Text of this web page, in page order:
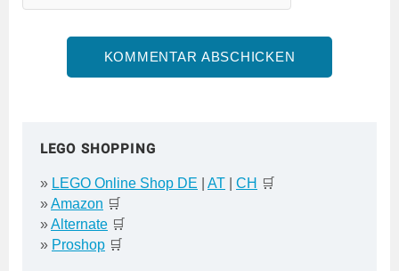
LEGO SHOPPING
» LEGO Online Shop DE AT CH 🛒
»Amazon 🛒
»Alternate 🛒
» Proshop 🛒